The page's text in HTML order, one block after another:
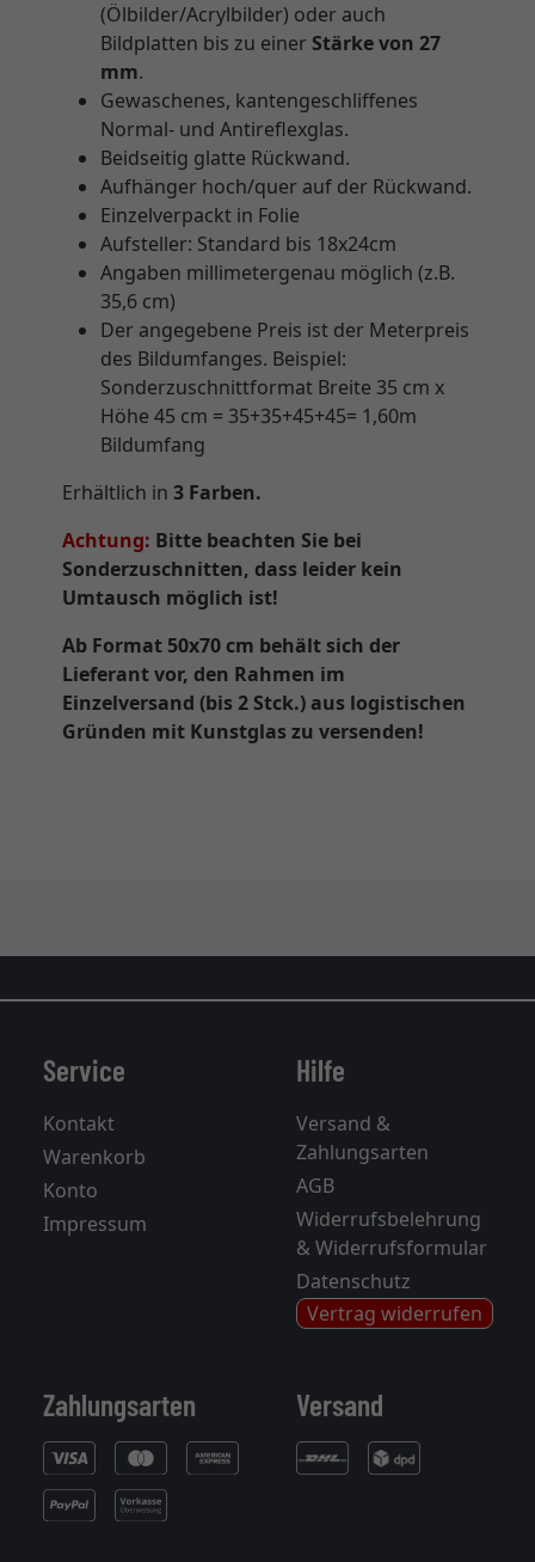
(Ölbilder/Acrylbilder) oder auch
Bildplatten bis zu einer Stärke von 27
mm.
Gewaschenes, kantengeschliffenes
Normal- und Antireflexglas.
Beidseitig glatte Rückwand.
Aufhänger hoch/quer auf der Rückwand.
Einzelverpackt in Folie
Aufsteller: Standard bis 18x24cm
Angaben millimetergenau möglich (z.B.
35,6 cm)
Der angegebene Preis ist der Meterpreis
des Bildumfanges. Beispiel:
Sonderzuschnittformat Breite 35 cm x
Höhe 45 cm = 35+35+45+45= 1,60m
Bildumfang
Erhältlich in 3 Farben.
Achtung: Bitte beachten Sie bei
Sonderzuschnitten, dass leider kein
Umtausch möglich ist!
Ab Format 50x70 cm behält sich der
Lieferant vor, den Rahmen im
Einzelversand (bis 2 Stck.) aus logistischen
Gründen mit Kunstglas zu versenden!
Service
Kontakt
Warenkorb
Konto
Impressum
Hilfe
Versand &
Zahlungsarten
AGB
Widerrufsbelehrung
& Widerrufsformular
Datenschutz
Vertrag widerrufen
Zahlungsarten Versand